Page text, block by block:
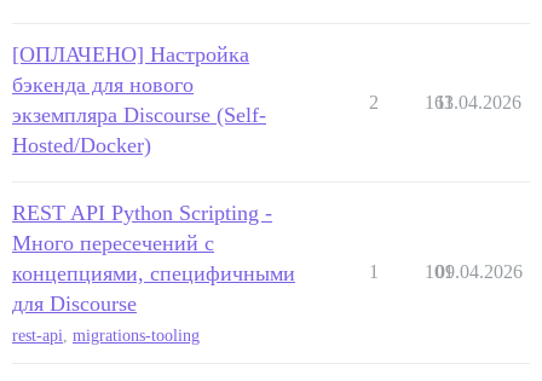
[ОПЛАЧЕНО] Настройка
бэкенда для нового
экземпляра Discourse (Self-
Hosted/Docker)
2 163
11.04.2026
REST API Python Scripting -
Много пересечений с
концепциями, специфичными
для Discourse
rest-api, migrations-tooling
1 101
09.04.2026